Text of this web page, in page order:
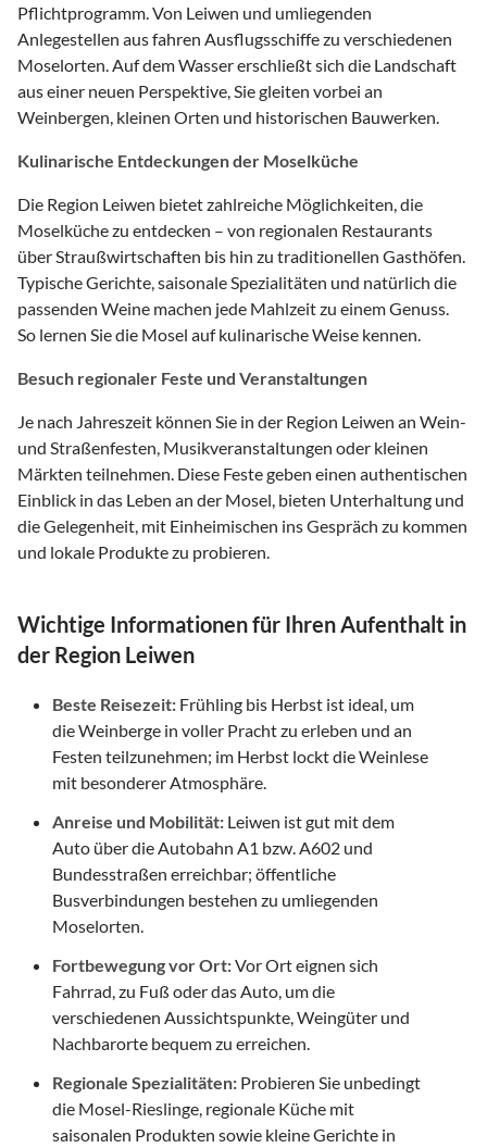
Pflichtprogramm. Von Leiwen und umliegenden
Anlegestellen aus fahren Ausflugsschiffe zu verschiedenen
Moselorten. Auf dem Wasser erschließt sich die Landschaft
aus einer neuen Perspektive, Sie gleiten vorbei an
Weinbergen, kleinen Orten und historischen Bauwerken.
Kulinarische Entdeckungen der Moselküche
Die Region Leiwen bietet zahlreiche Möglichkeiten, die
Moselküche zu entdecken – von regionalen Restaurants
über Straußwirtschaften bis hin zu traditionellen Gasthöfen.
Typische Gerichte, saisonale Spezialitäten und natürlich die
passenden Weine machen jede Mahlzeit zu einem Genuss.
So lernen Sie die Mosel auf kulinarische Weise kennen.
Besuch regionaler Feste und Veranstaltungen
Je nach Jahreszeit können Sie in der Region Leiwen an Wein-
und Straßenfesten, Musikveranstaltungen oder kleinen
Märkten teilnehmen. Diese Feste geben einen authentischen
Einblick in das Leben an der Mosel, bieten Unterhaltung und
die Gelegenheit, mit Einheimischen ins Gespräch zu kommen
und lokale Produkte zu probieren.
Wichtige Informationen für Ihren Aufenthalt in
der Region Leiwen
Beste Reisezeit: Frühling bis Herbst ist ideal, um
die Weinberge in voller Pracht zu erleben und an
Festen teilzunehmen; im Herbst lockt die Weinlese
mit besonderer Atmosphäre.
Anreise und Mobilität: Leiwen ist gut mit dem
Auto über die Autobahn A1 bzw. A602 und
Bundesstraßen erreichbar; öffentliche
Busverbindungen bestehen zu umliegenden
Moselorten.
Fortbewegung vor Ort:Vor Ort eignen sich
Fahrrad, zu Fuß oder das Auto, um die
verschiedenen Aussichtspunkte, Weingüter und
Nachbarorte bequem zu erreichen.
Regionale Spezialitäten: Probieren Sie unbedingt
die Mosel-Rieslinge, regionale Küche mit
saisonalen Produkten sowie kleine Gerichte in